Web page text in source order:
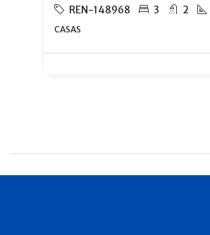
REN-148968 3 2
CASAS